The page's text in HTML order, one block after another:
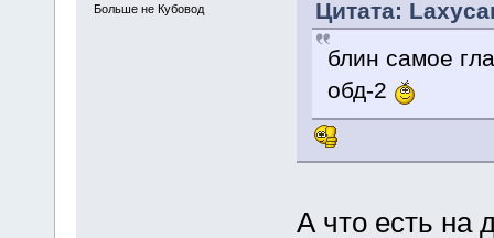
Больше не Кубовод
Цитата:
блин самое
обд-2
А что есть на